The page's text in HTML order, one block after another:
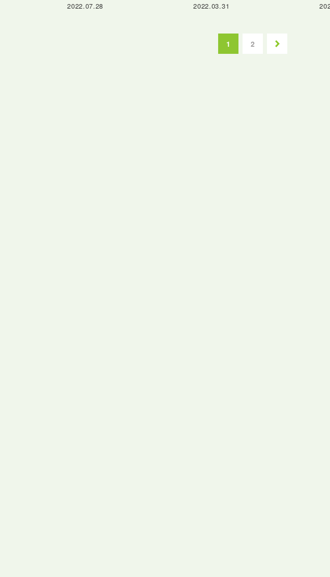
2022.07.28 2022.03.31
1 2
ペー